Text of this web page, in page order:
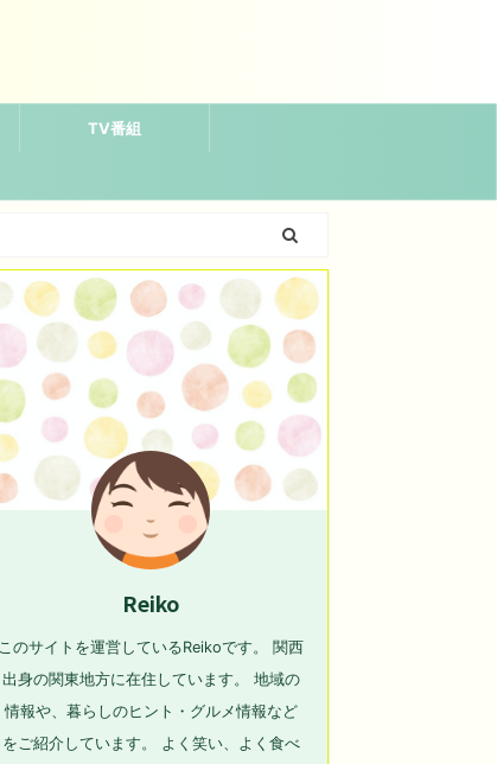
TV番組
Reiko
このサイトを運営しているReikoです。 関西
出身の関東地方に在住しています。 地域の
情報や、暮らしのヒント・グルメ情報など
をご紹介しています。 よく笑い、よく食べ